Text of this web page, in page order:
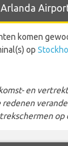
komen
op
en
redenen